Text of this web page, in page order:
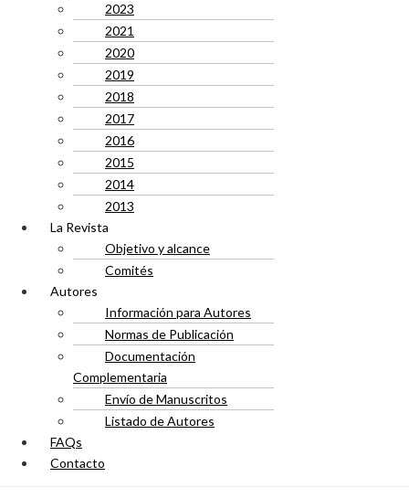
2023
2021
2020
2019
2018
2017
2016
2015
2014
2013
La Revista
Objetivo y alcance
Comités
Autores
Información para Autores
Normas de Publicación
Documentación
Complementaria
Envío de Manuscritos
Listado de Autores
FAQs
Contacto